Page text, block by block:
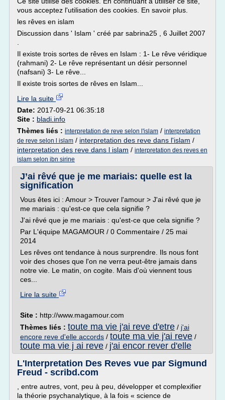
vous acceptez l'utilisation des cookies. En savoir plus.
les rêves en islam
Discussion dans ' Islam ' créé par sabrina25 , 6 Juillet 2007
Il existe trois sortes de rêves en Islam : 1- Le rêve véridique
(rahmani) 2- Le rêve représentant un désir personnel
(nafsani) 3- Le rêve...
Il existe trois sortes de rêves en Islam...
Lire la suite
Date: 2017-09-21 06:35:18
Site : bladi.info
Thèmes liés : interpretation de reve selon l'islam / interpretation
de reve selon l islam / interpretation des reve dans l'islam /
interpretation des reve dans l islam / interpretation des reves en
islam selon ibn sirine
J’ai rêvé que je me mariais: quelle est la
signification
Vous êtes ici : Amour > Trouver l'amour > J'ai rêvé que je
me mariais : qu'est-ce que cela signifie ?
J'ai rêvé que je me mariais : qu'est-ce que cela signifie ?
Par L'équipe MAGAMOUR / 0 Commentaire / 25 mai
2014
Les rêves ont tendance à nous surprendre. Ils nous font
voir des choses que l'on ne verra peut-être jamais dans
notre vie. Le matin, on cogite. Mais d'où viennent tous
ces...
Lire la suite
Site : http://www.magamour.com
Thèmes liés : toute ma vie j'ai reve d'etre / j'ai
encore reve d'elle accords / toute ma vie j'ai reve /
toute ma vie j ai reve / j'ai encor rever d'elle
L'Interpretation Des Reves vue par Sigmund
Freud - scribd.com
, entre autres, vont, peu à peu, développer et complexifier
la théorie psychanalytique, à la fois « science de